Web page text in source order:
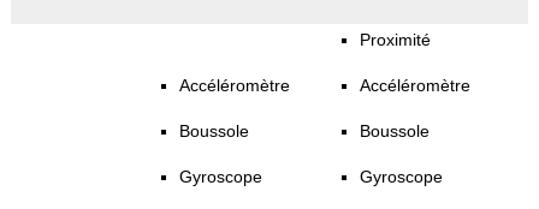
Accéléromètre
Boussole
Gyroscope
Proximité
Accéléromètre
Boussole
Gyroscope